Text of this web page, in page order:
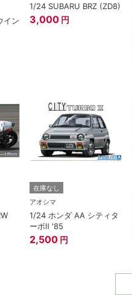
イン
1/24 SUBARU BRZ (ZD8)
3,000 円
在庫なし
アオシマ
1/24 ホンダ AA シティタ
ーボⅡ '85
2,500 円